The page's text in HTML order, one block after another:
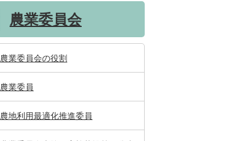
農業委員会
農業委員会の役割
農業委員
農地利用最適化推進委員